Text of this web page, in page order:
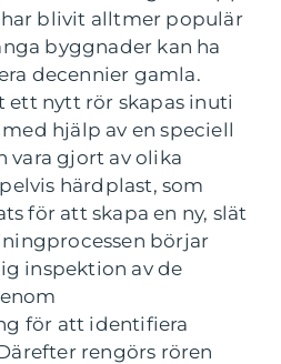
blivit alltmer populär
byggnader kan ha
decennier gamla.
ett nytt rör skapas inuti
hjälp av en speciell
vara gjort av olika
härdplast, som
för att skapa en ny, slät
börjar
inspektion av de
för att identifiera
rengörs rören